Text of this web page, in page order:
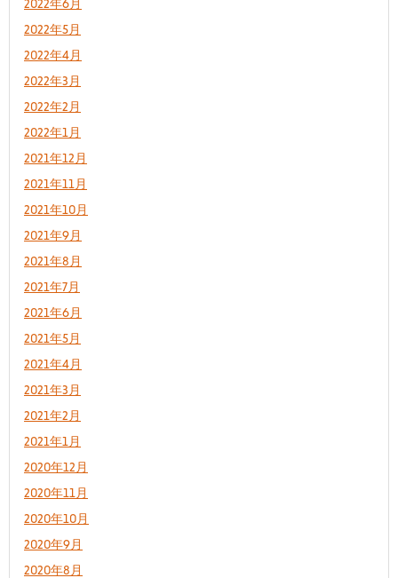
2022年6月
2022年5月
2022年4月
2022年3月
2022年2月
2022年1月
2021年12月
2021年11月
2021年10月
2021年9月
2021年8月
2021年7月
2021年6月
2021年5月
2021年4月
2021年3月
2021年2月
2021年1月
2020年12月
2020年11月
2020年10月
2020年9月
2020年8月